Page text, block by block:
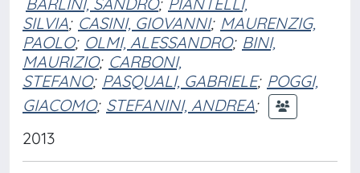
SILVIA; CASINI, GIOVANNI; MAURENZIG,
PAOLO; OLMI, ALESSANDRO; BINI,
MAURIZIO; CARBONI,
STEFANO; PASQUALI, GABRIELE; POGGI,
GIACOMO; STEFANINI, ANDREA;
2013